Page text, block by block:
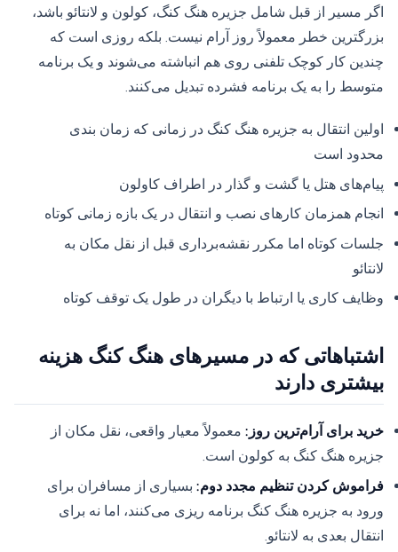
اگر مسیر از قبل شامل جزیره هنگ کنگ، کولون و لانتائو باشد،
بزرگترین خطر معمولاً روز آرام نیست. بلکه روزی است که
چندین کار کوچک تلفنی روی هم انباشته می‌شوند و یک برنامه
متوسط ​​را به یک برنامه فشرده تبدیل می‌کنند.
اولین انتقال به جزیره هنگ کنگ در زمانی که زمان بندی
محدود است
پیام‌های هتل یا گشت و گذار در اطراف کاولون
انجام همزمان کارهای نصب و انتقال در یک بازه زمانی کوتاه
جلسات کوتاه اما مکرر نقشه‌برداری قبل از نقل مکان به
لانتائو
وظایف کاری یا ارتباط با دیگران در طول یک توقف کوتاه
اشتباهاتی که در مسیرهای هنگ کنگ هزینه
بیشتری دارند
خرید برای آرام‌ترین روز: معمولاً معیار واقعی، نقل مکان از
جزیره هنگ کنگ به کولون است.
فراموش کردن تنظیم مجدد دوم: بسیاری از مسافران برای
ورود به جزیره هنگ کنگ برنامه ریزی می‌کنند، اما نه برای
انتقال بعدی به لانتائو.